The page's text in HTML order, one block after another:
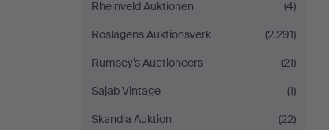
Rheinveld Auktionen
(4)
Roslagens Auktionsverk
(2.291)
Rumsey’s Auctioneers
(21)
Sajab Vintage
(1)
Skandia Auktion
(22)